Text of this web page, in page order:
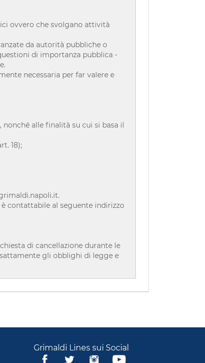
ovvero che svolgano attività
da autorità pubbliche o
di importanza pubblica -
necessaria per far valere e
alle finalità su cui si basa il
18);
contattabile al seguente indirizzo
di cancellazione durante le
gli obblighi di legge e
Grimaldi Lines sui Social